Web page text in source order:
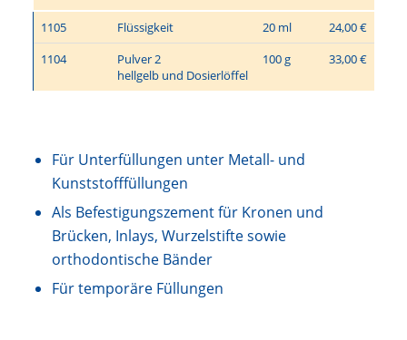
1105 Flüssigkeit 20 ml
24,00 €
1104
Pulver 2
hellgelb und Dosierlöffel
100 g 33,00 €
Für Unterfüllungen unter Metall- und
Kunststofffüllungen
Als Befestigungszement für Kronen und
Brücken, Inlays, Wurzelstifte sowie
orthodontische Bänder
Für temporäre Füllungen